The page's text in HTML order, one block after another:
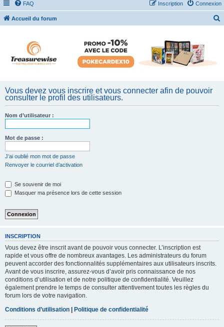
FAQ Connexion
Inscription
Accueil du forum
Vous devez vous inscrire et vous connecter afin de pouvoir
consulter le profil des utilisateurs.
Nom d’utilisateur :
Mot de passe :
J’ai oublié mon mot de passe
Renvoyer le courriel d’activation
Se souvenir de moi
Masquer ma présence lors de cette session
INSCRIPTION
Vous devez être inscrit avant de pouvoir vous connecter. L’inscription est
rapide et vous offre de nombreux avantages. Les administrateurs du forum
peuvent accorder des fonctionnalités supplémentaires aux utilisateurs inscrits.
Avant de vous inscrire, assurez-vous d’avoir pris connaissance de nos
conditions d’utilisation et de notre politique de confidentialité. Veuillez
également prendre le temps de consulter attentivement toutes les règles du
forum lors de votre navigation.
Conditions d’utilisation
Politique de confidentialité